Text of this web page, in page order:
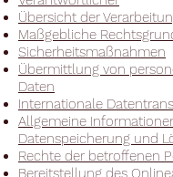
Übersicht der
Maßgebliche
Sicherheitsmaßnahmen
Übermittlung von
Daten
Internationale
Allgemeine
Datenspeicherung und
Rechte der betroffenen
Bereitstellung des